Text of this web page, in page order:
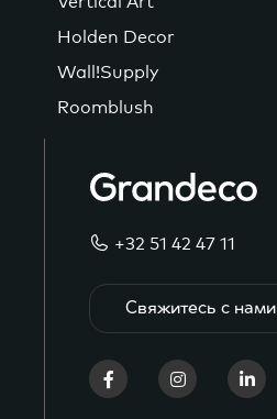
Holden Decor
Wall!Supply
Roomblush
+32 51 42 47 11
Свяжитесь с нами